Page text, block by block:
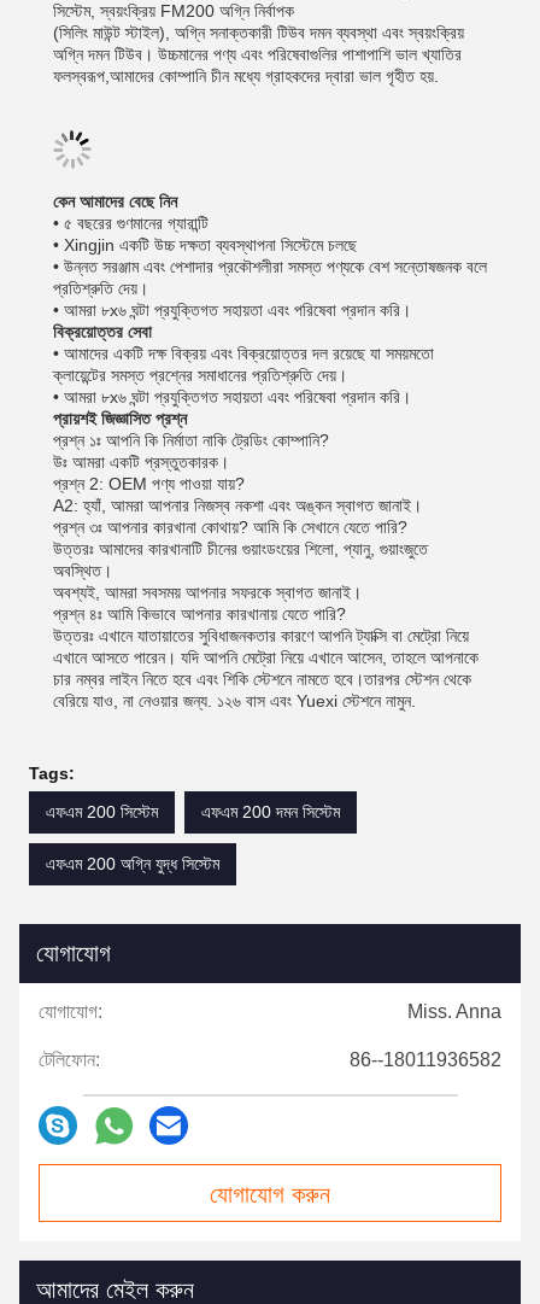
সিস্টেম, স্বয়ংক্রিয় FM200 অগ্নি নির্বাপক
(সিলিং মাউন্ট স্টাইল), অগ্নি সনাক্তকারী টিউব দমন ব্যবস্থা এবং স্বয়ংক্রিয়
অগ্নি দমন টিউব। উচ্চমানের পণ্য এবং পরিষেবাগুলির পাশাপাশি ভাল খ্যাতির
ফলস্বরূপ,আমাদের কোম্পানি চীন মধ্যে গ্রাহকদের দ্বারা ভাল গৃহীত হয়.
কেন আমাদের বেছে নিন
• ৫ বছরের গুণমানের গ্যারান্টি
• Xingjin একটি উচ্চ দক্ষতা ব্যবস্থাপনা সিস্টেমে চলছে
• উন্নত সরঞ্জাম এবং পেশাদার প্রকৌশলীরা সমস্ত পণ্যকে বেশ সন্তোষজনক বলে
প্রতিশ্রুতি দেয়।
• আমরা ৮x৬ ঘন্টা প্রযুক্তিগত সহায়তা এবং পরিষেবা প্রদান করি।
বিক্রয়োত্তর সেবা
• আমাদের একটি দক্ষ বিক্রয় এবং বিক্রয়োত্তর দল রয়েছে যা সময়মতো
ক্লায়েন্টের সমস্ত প্রশ্নের সমাধানের প্রতিশ্রুতি দেয়।
• আমরা ৮x৬ ঘন্টা প্রযুক্তিগত সহায়তা এবং পরিষেবা প্রদান করি।
প্রায়শই জিজ্ঞাসিত প্রশ্ন
প্রশ্ন ১ঃ আপনি কি নির্মাতা নাকি ট্রেডিং কোম্পানি?
উঃ আমরা একটি প্রস্তুতকারক।
প্রশ্ন 2: OEM পণ্য পাওয়া যায়?
A2: হ্যাঁ, আমরা আপনার নিজস্ব নকশা এবং অঙ্কন স্বাগত জানাই।
প্রশ্ন ৩ঃ আপনার কারখানা কোথায়? আমি কি সেখানে যেতে পারি?
উত্তরঃ আমাদের কারখানাটি চীনের গুয়াংডংয়ের শিলো, প্যানু, গুয়াংজুতে
অবস্থিত।
অবশ্যই, আমরা সবসময় আপনার সফরকে স্বাগত জানাই।
প্রশ্ন ৪ঃ আমি কিভাবে আপনার কারখানায় যেতে পারি?
উত্তরঃ এখানে যাতায়াতের সুবিধাজনকতার কারণে আপনি ট্যাক্সি বা মেট্রো নিয়ে
এখানে আসতে পারেন। যদি আপনি মেট্রো নিয়ে এখানে আসেন, তাহলে আপনাকে
চার নম্বর লাইন নিতে হবে এবং শিকি স্টেশনে নামতে হবে।তারপর স্টেশন থেকে
বেরিয়ে যাও, না নেওয়ার জন্য. ১২৬ বাস এবং Yuexi স্টেশনে নামুন.
Tags:
এফএম 200 সিস্টেম
এফএম 200 দমন সিস্টেম
এফএম 200 অগ্নি যুদ্ধ সিস্টেম
যোগাযোগ
যোগাযোগ: Miss. Anna
টেলিফোন: 86--18011936582
যোগাযোগ করুন
আমাদের মেইল ​​করুন